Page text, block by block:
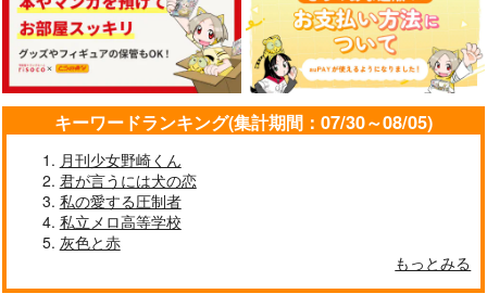
ぬいぐるみのひめじま
さん
プレトリア
1,300円（税込）
不死川実弥×不死川玄弥
サンプル
作品詳細
ほわほわでヌイヌイ鳴
く妖精と 豆腐の国
梵煩花火
1,100円 （税込）
久々知兵助
Out of the bule
春の雨とエトランゼ
1,260円（税込）
ファイノン×女主人公
キーワードランキング(集計期間：07/30～08/05)
月刊少女野崎くん
君が言うには犬の恋
私の愛する圧制者
私立メロ高等学校
灰色と赤
もっとみる